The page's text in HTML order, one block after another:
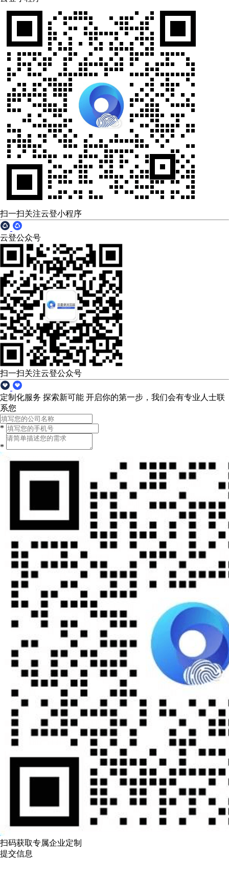
扫一扫关注云登小程序
云登公众号
扫一扫关注云登公众号
定制化服务 探索新可能 开启你的第一步，我们会有专业人士联
系您
*
*
扫码获取专属企业定制
提交信息